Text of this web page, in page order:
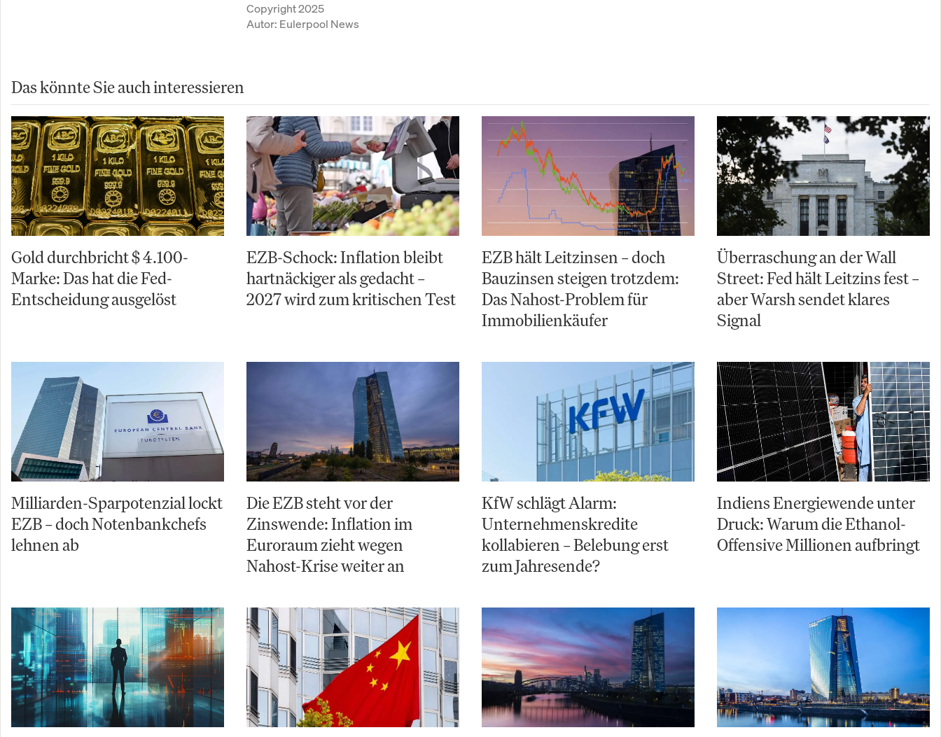
Copyright 2025
Autor: Eulerpool News
Das könnte Sie auch interessieren
Gold durchbricht $ 4.100-
Marke: Das hat die Fed-
Entscheidung ausgelöst
EZB-Schock: Inflation bleibt
hartnäckiger als gedacht –
2027 wird zum kritischen Test
EZB hält Leitzinsen – doch
Bauzinsen steigen trotzdem:
Das Nahost-Problem für
Immobilienkäufer
Überraschung an der Wall
Street: Fed hält Leitzins fest –
aber Warsh sendet klares
Signal
Milliarden-Sparpotenzial lockt
EZB – doch Notenbankchefs
lehnen ab
Die EZB steht vor der
Zinswende: Inflation im
Euroraum zieht wegen
Nahost-Krise weiter an
KfW schlägt Alarm:
Unternehmenskredite
kollabieren – Belebung erst
zum Jahresende?
Indiens Energiewende unter
Druck: Warum die Ethanol-
Offensive Millionen aufbringt